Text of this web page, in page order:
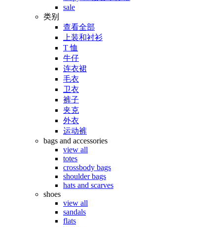
sale
类别
查看全部
上装和衬衫
T 恤
牛仔
连衣裙
毛衣
卫衣
裤子
夹克
外衣
运动裤
bags and accessories
view all
totes
crossbody bags
shoulder bags
hats and scarves
shoes
view all
sandals
flats